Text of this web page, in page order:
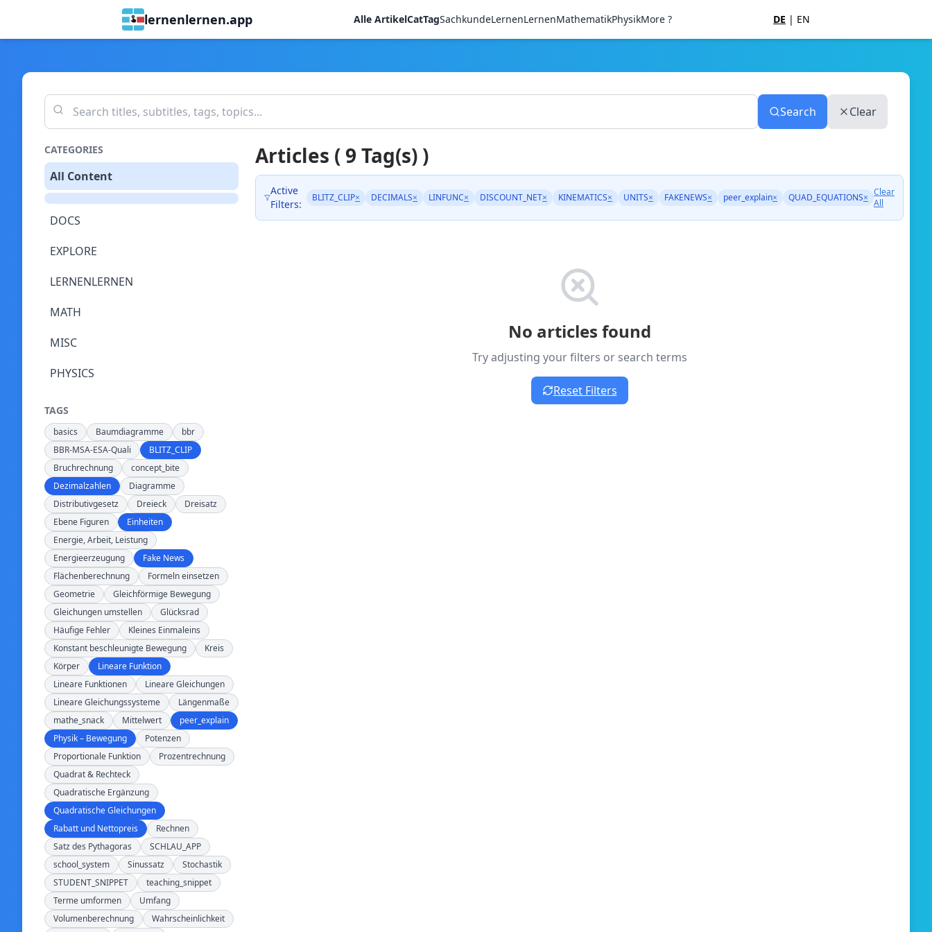
lernenlernen.app Alle ArtikelCatTagSachkundeLernenLernenMathematikPhysikMore ? DE | EN
Search Clear
CATEGORIES
All Content
DOCS
EXPLORE
LERNENLERNEN
MATH
MISC
PHYSICS
TAGS
basics Baumdiagramme
bbr
BBR-MSA-ESA-Quali
BLITZ_CLIP
Bruchrechnung
concept_bite
Dezimalzahlen
Diagramme
Distributivgesetz
Dreieck
Dreisatz
Ebene Figuren
Einheiten
Energie, Arbeit, Leistung
Energieerzeugung
Fake News
Flächenberechnung
Formeln einsetzen
Geometrie
Gleichförmige Bewegung
Gleichungen umstellen
Glücksrad
Häufige Fehler
Kleines Einmaleins
Konstant beschleunigte Bewegung
Kreis
Körper
Lineare Funktion
Lineare Funktionen
Lineare Gleichungen
Lineare Gleichungssysteme
Längenmaße
mathe_snack
Mittelwert
peer_explain
Physik – Bewegung
Potenzen
Proportionale Funktion
Prozentrechnung
Quadrat & Rechteck
Quadratische Ergänzung
Quadratische Gleichungen
Rabatt und Nettopreis
Rechnen
Satz des Pythagoras
SCHLAU_APP
school_system
Sinussatz
Stochastik
STUDENT_SNIPPET
teaching_snippet
Terme umformen
Umfang
Volumenberechnung
Wahrscheinlichkeit
Articles ( 9 Tag(s) )
Active
Filters:
BLITZ_CLIP× DECIMALS× LINFUNC× DISCOUNT_NET× KINEMATICS× UNITS× FAKENEWS× peer_explain× QUAD_EQUATIONS× Clear
All
No articles found
Try adjusting your filters or search terms
Reset Filters